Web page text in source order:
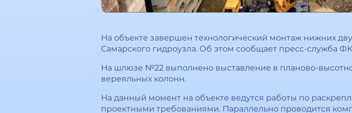
На объекте завершен технологический монтаж нижних
Самарского гидроузла. Об этом сообщает пресс-служба
На шлюзе №22 выполнено выставление в планово-
вереяльных колонн.
На данный момент на объекте ведутся работы по
проектными требованиями. Параллельно проводится